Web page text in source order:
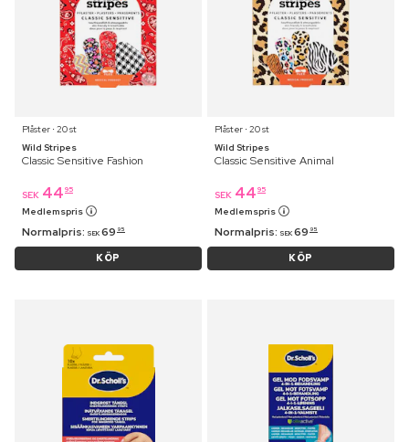
Plåster ⋅ 20 st
Wild Stripes
Classic Sensitive Fashion
SEK 44 95
Medlemspris
Normalpris: SEK 69 95
KÖP
Plåster ⋅ 20 st
Wild Stripes
Classic Sensitive Animal
SEK 44 95
Medlemspris
Normalpris: SEK 69 95
KÖP